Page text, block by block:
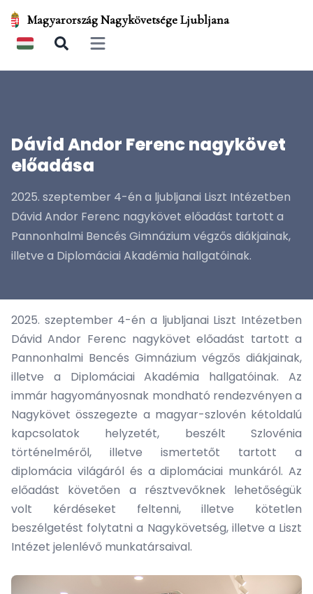
Magyarország Nagykövetsége Ljubljana
Open main menu
Dávid Andor Ferenc nagykövet
előadása
2025. szeptember 4-én a ljubljanai Liszt Intézetben
Dávid Andor Ferenc nagykövet előadást tartott a
Pannonhalmi Bencés Gimnázium végzős diákjainak,
illetve a Diplomáciai Akadémia hallgatóinak.
2025. szeptember 4-én a ljubljanai Liszt Intézetben
Dávid Andor Ferenc nagykövet előadást tartott a
Pannonhalmi Bencés Gimnázium végzős diákjainak,
illetve a Diplomáciai Akadémia hallgatóinak. Az
immár hagyományosnak mondható rendezvényen a
Nagykövet összegezte a magyar-szlovén kétoldalú
kapcsolatok helyzetét, beszélt Szlovénia
történelméről, illetve ismertetőt tartott a
diplomácia világáról és a diplomáciai munkáról. Az
előadást követően a résztvevőknek lehetőségük
volt kérdéseket feltenni, illetve kötetlen
beszélgetést folytatni a Nagykövetség, illetve a Liszt
Intézet jelenlévő munkatársaival.